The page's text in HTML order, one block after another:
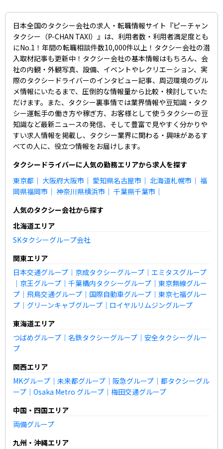
日本全国のタクシー会社の求人・転職情報サイト『ピーチャン
タクシー（P-CHAN TAXI）』は、利用者数・利用者満足度とも
にNo.1！年間の転職相談件数10,000件以上！タクシー会社の潜
入取材記事も更新中！タクシー会社の基本情報はもちろん、会
社の内観・外観写真、設備、イベントやレクリエーション、実
際のタクシードライバーのインタビュー記事、周辺環境のグル
メ情報にいたるまで、圧倒的な情報量から比較・検討していた
だけます。また、タクシー裏事情では業界情報や豆知識・タク
シー運転手の働き方や稼ぎ方、お客様として使うタクシーの豆
知識など最新ニュースの発信、そして豊富で見やすく分かりや
すい求人情報を掲載し、タクシー業界に関わる・興味があるす
べての人に、役立つ情報をお届けします。
タクシードライバーに人気の勤務エリアから求人を探す
東京都 ｜ 大阪府大阪市 ｜ 愛知県名古屋市 ｜ 北海道札幌市 ｜ 福
岡県福岡市 ｜ 神奈川県横浜市 ｜ 千葉県千葉市 ｜
人気のタクシー会社から探す
北海道エリア
SKタクシーグループ会社
関東エリア
日本交通グループ ｜ 京成タクシーグループ ｜ エミタスグループ
｜ 京王グループ ｜ 千葉構内タクシーグループ ｜ 東京無線グルー
プ ｜ 飛鳥交通グループ ｜ 国際自動車グループ ｜ 東京七福グルー
プ ｜ グリーンキャブグループ ｜ ロイヤルリムジングループ
東海道エリア
つばめグループ ｜ 名鉄タクシーグループ ｜ 安全タクシーグルー
プ
関西エリア
MKグループ ｜ 未来都グループ ｜ 阪急グループ ｜ 都タクシーグル
ープ ｜ Osaka Metro グループ ｜ 梅田交通グループ
中国・四国エリア
両備グループ
九州・沖縄エリア